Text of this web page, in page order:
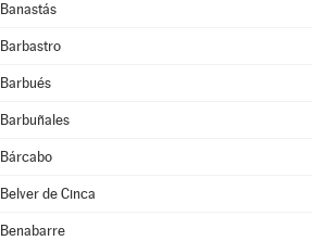
Banastás
Barbastro
Barbués
Barbuñales
Bárcabo
Belver de Cinca
Benabarre